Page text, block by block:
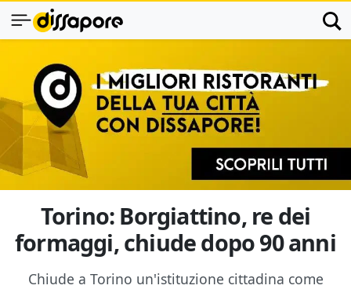
Torino: Borgiattino, re dei
formaggi, chiude dopo 90 anni
Chiude a Torino un'istituzione cittadina come